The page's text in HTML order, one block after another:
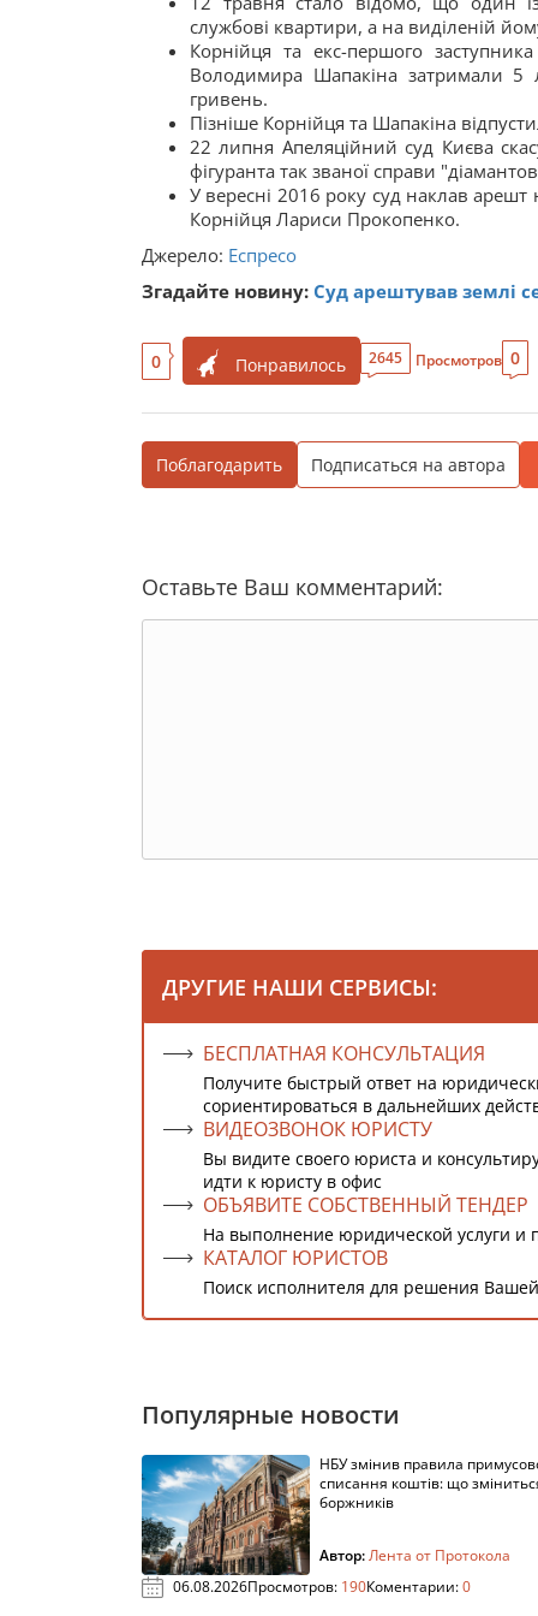
службові квартири, а на виділеній
Корнійця та екс-першого
Володимира Шапакіна затримали 5
гривень.
Пізніше Корнійця та Шапакіна
22 липня Апеляційний суд Києва
фігуранта так званої справи
У вересні 2016 року суд наклав арешт
Корнійця Лариси Прокопенко.
Джерело: Еспресо
Згадайте новину: Суд арештував землі
0 Понравилось 2645 Просмотров 0
Поблагодарить Подписаться на автора
Оставьте Ваш комментарий:
ДРУГИЕ НАШИ СЕРВИСЫ:
БЕСПЛАТНАЯ КОНСУЛЬТАЦИЯ
Получите быстрый ответ на
сориентироваться в дальнейших
ВИДЕОЗВОНОК ЮРИСТУ
Вы видите своего юриста и
идти к юристу в офис
ОБЪЯВИТЕ СОБСТВЕННЫЙ ТЕНДЕР
На выполнение юридической услуги и
КАТАЛОГ ЮРИСТОВ
Поиск исполнителя для решения
Популярные новости
НБУ змінив правила
списання коштів: що
боржників
Автор:Лента от Протокола
06.08.2026Просмотров: 190Коментарии:0